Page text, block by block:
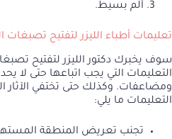
ألم بسيط.
تعليمات أطباء الليزر لتفتيح
سوف يخبرك دكتور الليزر لتفتيح
التعليمات التي يجب اتباعها حتى لا
ومضاعفات. وكذلك حتى تختفي الآثار
التعليمات ما يلي:
تجنب تعريض المنطقة